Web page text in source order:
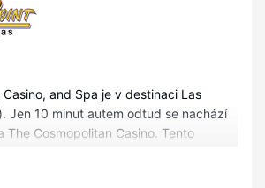
and Spa je v destinaci Las
Jen 10 minut autem odtud se nachází
The Cosmopolitan Casino. Tento
km od Kasino MGM Grand.